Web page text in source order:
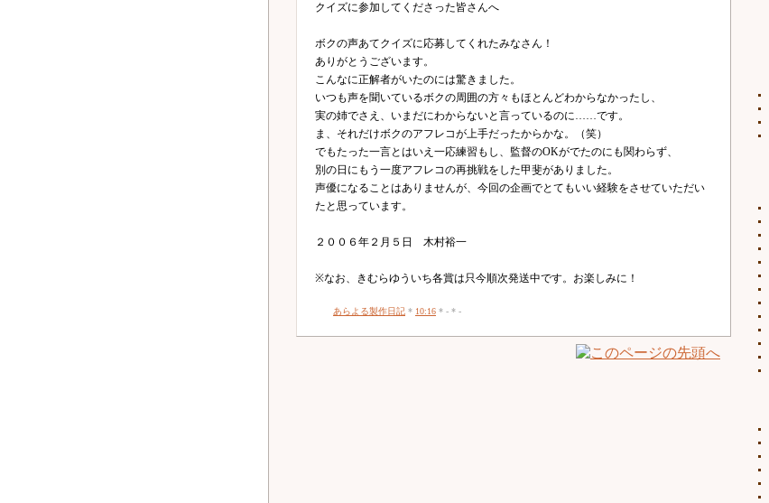
クイズに参加してくださった皆さんへ
ボクの声あてクイズに応募してくれたみなさん！
ありがとうございます。
こんなに正解者がいたのには驚きました。
いつも声を聞いているボクの周囲の方々もほとんどわからなかったし、
実の姉でさえ、いまだにわからないと言っているのに……です。
ま、それだけボクのアフレコが上手だったからかな。（笑）
でもたった一言とはいえ一応練習もし、監督のOKがでたのにも関わらず、
別の日にもう一度アフレコの再挑戦をした甲斐がありました。
声優になることはありませんが、今回の企画でとてもいい経験をさせていただい
たと思っています。
２００６年２月５日 木村裕一
※なお、きむらゆういち各賞は只今順次発送中です。お楽しみに！
あらよる製作日記 * 10:16 * - * -